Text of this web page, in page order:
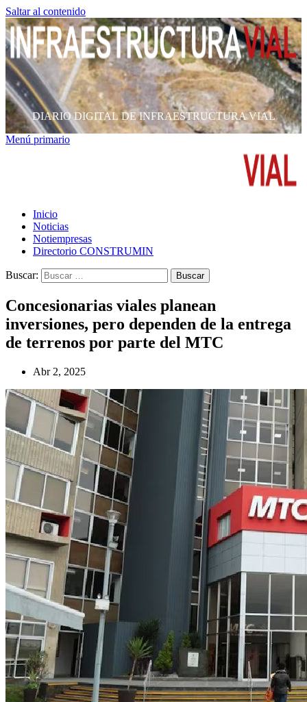
Saltar al contenido
DIARIO DIGITAL DE INFRAESTRUCTURA VIAL
Menú primario
Inicio
Noticias
Notiempresas
Directorio CONSTRUMIN
Buscar:
Concesionarias viales planean
inversiones, pero dependen de la entrega
de terrenos por parte del MTC
Abr 2, 2025